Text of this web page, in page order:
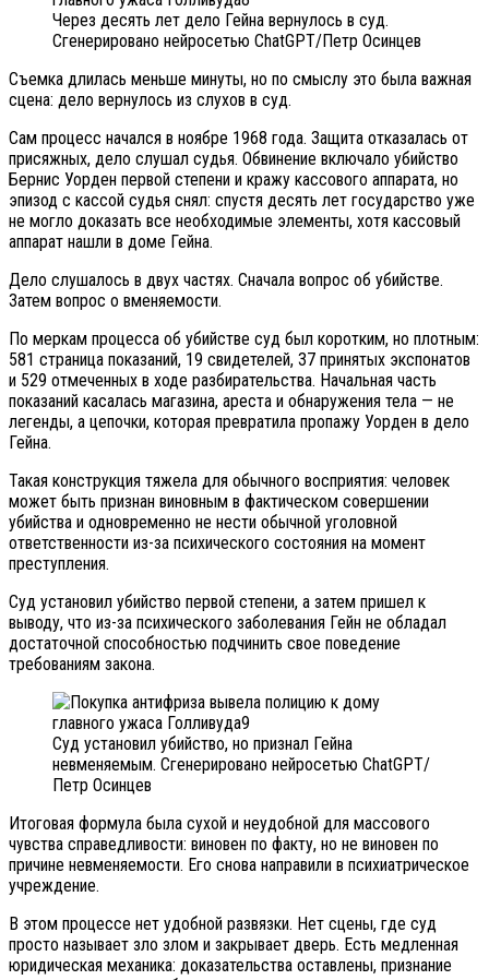
Через десять лет дело Гейна вернулось в суд.
Сгенерировано нейросетью ChatGPT/Петр Осинцев
Съемка длилась меньше минуты, но по смыслу это была важная
сцена: дело вернулось из слухов в суд.
Сам процесс начался в ноябре 1968 года. Защита отказалась от
присяжных, дело слушал судья. Обвинение включало убийство
Бернис Уорден первой степени и кражу кассового аппарата, но
эпизод с кассой судья снял: спустя десять лет государство уже
не могло доказать все необходимые элементы, хотя кассовый
аппарат нашли в доме Гейна.
Дело слушалось в двух частях. Сначала вопрос об убийстве.
Затем вопрос о вменяемости.
По меркам процесса об убийстве суд был коротким, но плотным:
581 страница показаний, 19 свидетелей, 37 принятых экспонатов
и 529 отмеченных в ходе разбирательства. Начальная часть
показаний касалась магазина, ареста и обнаружения тела — не
легенды, а цепочки, которая превратила пропажу Уорден в дело
Гейна.
Такая конструкция тяжела для обычного восприятия: человек
может быть признан виновным в фактическом совершении
убийства и одновременно не нести обычной уголовной
ответственности из-за психического состояния на момент
преступления.
Суд установил убийство первой степени, а затем пришел к
выводу, что из-за психического заболевания Гейн не обладал
достаточной способностью подчинить свое поведение
требованиям закона.
Суд установил убийство, но признал Гейна
невменяемым. Сгенерировано нейросетью ChatGPT/
Петр Осинцев
Итоговая формула была сухой и неудобной для массового
чувства справедливости: виновен по факту, но не виновен по
причине невменяемости. Его снова направили в психиатрическое
учреждение.
В этом процессе нет удобной развязки. Нет сцены, где суд
просто называет зло злом и закрывает дверь. Есть медленная
юридическая механика: доказательства оставлены, признание